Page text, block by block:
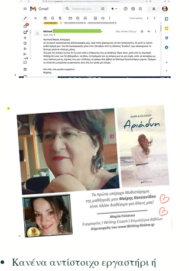
Κανένα αντίστοιχο εργαστήρι ή